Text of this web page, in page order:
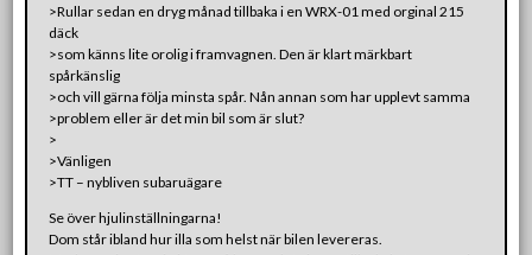
>Rullar sedan en dryg månad tillbaka i en WRX-01 med orginal 215
däck
>som känns lite orolig i framvagnen. Den är klart märkbart
spårkänslig
>och vill gärna följa minsta spår. Nån annan som har upplevt samma
>problem eller är det min bil som är slut?
>
>Vänligen
>TT – nybliven subaruägare
Se över hjulinställningarna!
Dom står ibland hur illa som helst när bilen levereras.